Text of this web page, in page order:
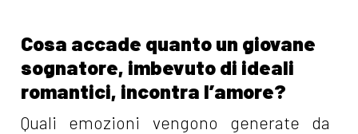
Cosa accade quanto un giovane
sognatore, imbevuto di ideali
romantici, incontra l’amore?
Quali emozioni vengono generate da